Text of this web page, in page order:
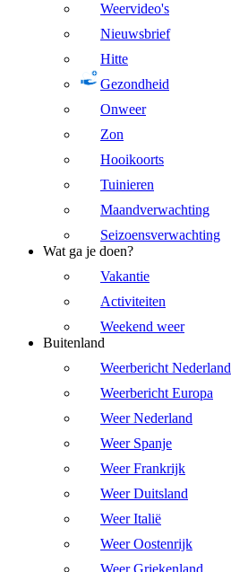
Weervideo's
Nieuwsbrief
Hitte
Gezondheid
Onweer
Zon
Hooikoorts
Tuinieren
Maandverwachting
Seizoensverwachting
Wat ga je doen?
Vakantie
Activiteiten
Weekend weer
Buitenland
Weerbericht Nederland
Weerbericht Europa
Weer Nederland
Weer Spanje
Weer Frankrijk
Weer Duitsland
Weer Italië
Weer Oostenrijk
Weer Griekenland